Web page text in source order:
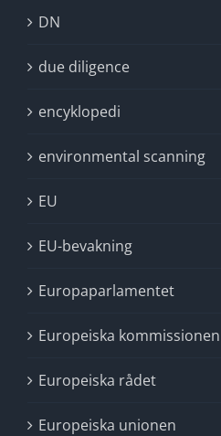
DN
due diligence
encyklopedi
environmental scanning
EU
EU-bevakning
Europaparlamentet
Europeiska kommissionen
Europeiska rådet
Europeiska unionen